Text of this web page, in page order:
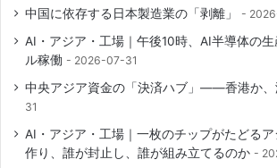
中国に依存する日本製造業の「剥離」
AI・アジア・工場｜午後10時、AI半導体の
ル稼働
2026-07-31
中央アジア資金の「決済ハブ」――香港か、
31
AI・アジア・工場｜一枚のチップがたどる
作り、誰が封止し、誰が組み立てるのか